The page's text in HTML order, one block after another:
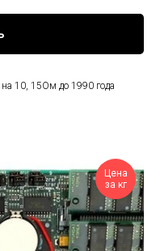
10, 15Ом до 1990 года
Цена
за кг